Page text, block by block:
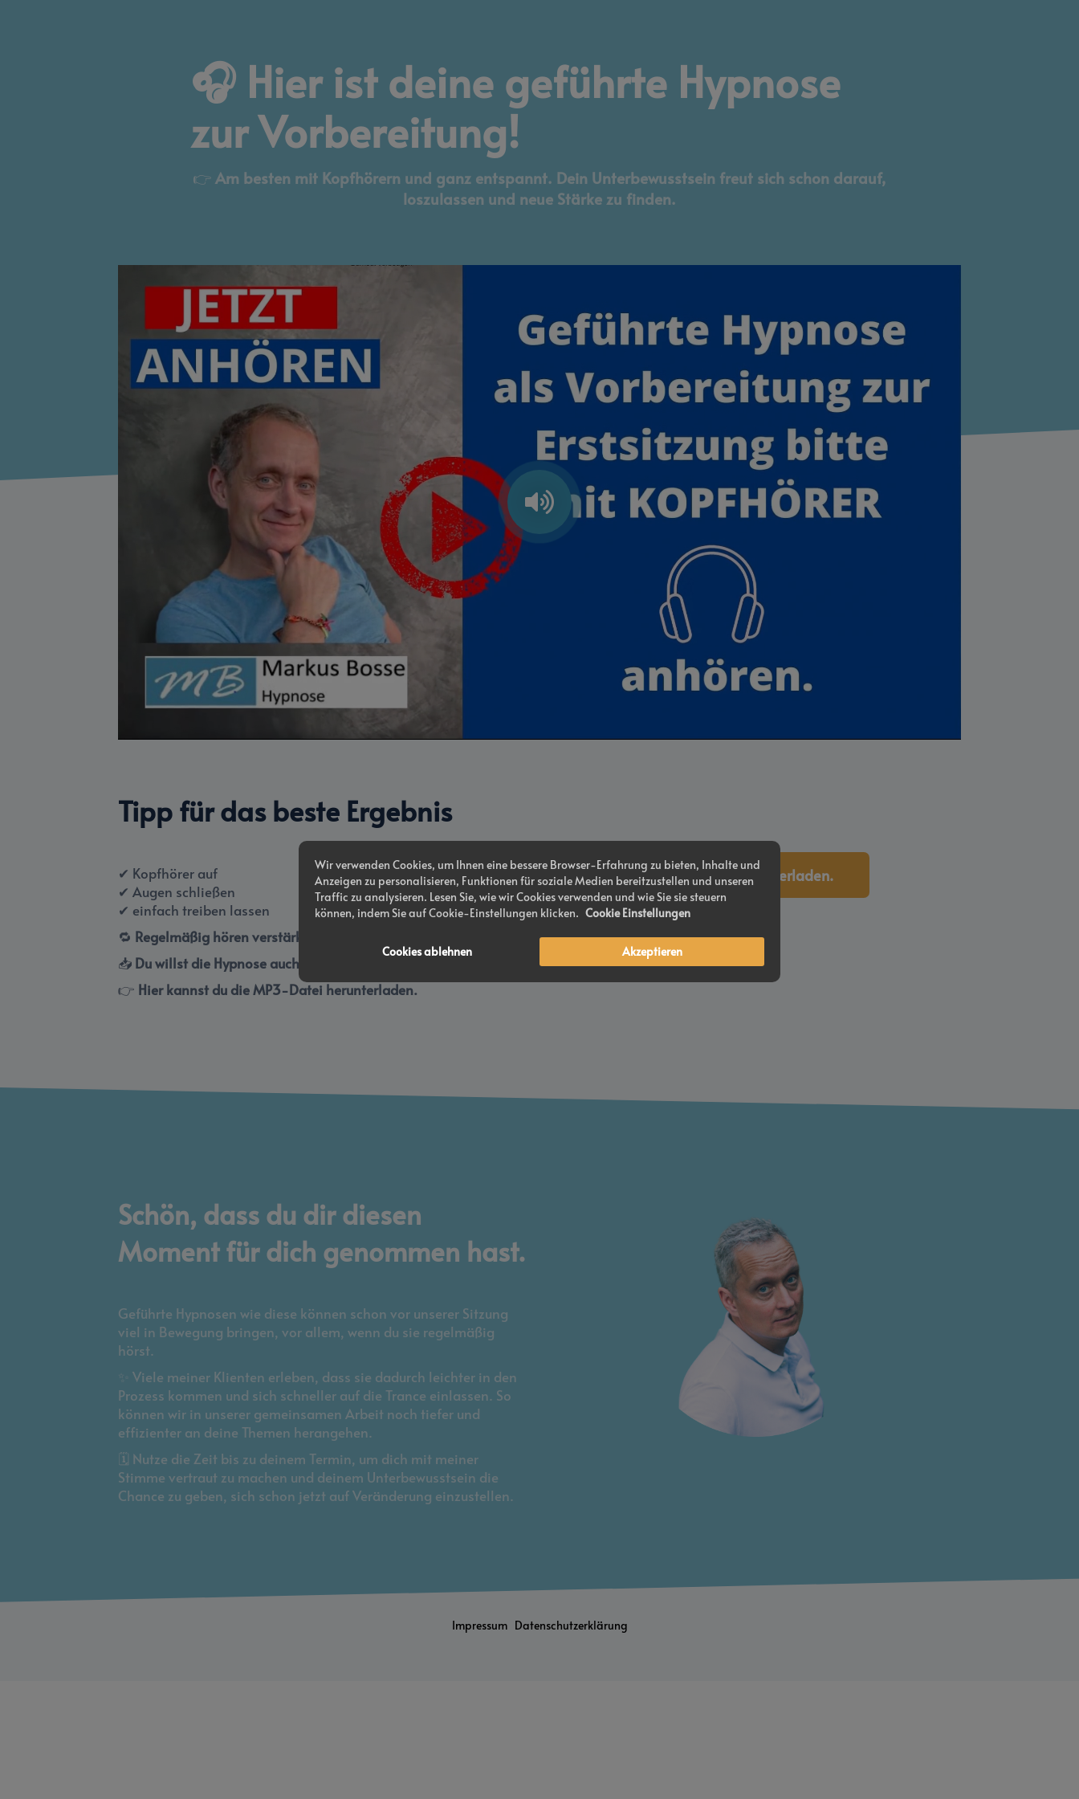
🎧 Hier ist deine geführte Hypnose
zur Vorbereitung!
👉Am besten mit Kopfhörern und ganz entspannt. Dein Unterbewusstsein freut sich schon darauf,
loszulassen und neue Stärke zu finden.
4.40%
Rate
Tipp für das beste Ergebnis
✔ Kopfhörer auf
✔ Augen schließen
✔ einfach treiben lassen
🔁 Regelmäßig hören verstärkt die Wirkung.
📥 Du willst die Hypnose auch offline hören?
👉 Hier kannst du die MP3-Datei herunterladen.
Als mp3 herunterladen.
Schön, dass du dir diesen
Moment für dich genommen hast.
Geführte Hypnosen wie diese können schon vor unserer Sitzung
viel in Bewegung bringen, vor allem, wenn du sie regelmäßig
hörst.
✨ Viele meiner Klienten erleben, dass sie dadurch leichter in den
Prozess kommen und sich schneller auf die Trance einlassen. So
können wir in unserer gemeinsamen Arbeit noch tiefer und
effizienter an deine Themen herangehen.
🗓 Nutze die Zeit bis zu deinem Termin, um dich mit meiner
Stimme vertraut zu machen und deinem Unterbewusstsein die
Chance zu geben, sich schon jetzt auf Veränderung einzustellen.
Impressum Datenschutzerklärung
Wir verwenden Cookies, um Ihnen eine bessere Browser-Erfahrung zu bieten, Inhalte und
Anzeigen zu personalisieren, Funktionen für soziale Medien bereitzustellen und unseren
Traffic zu analysieren. Lesen Sie, wie wir Cookies verwenden und wie Sie sie steuern
können, indem Sie auf Cookie-Einstellungen klicken. Cookie Einstellungen
Cookies ablehnen Akzeptieren